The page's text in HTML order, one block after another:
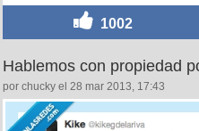
1002
Hablemos con propiedad
por chucky el 28 mar 2013, 17:43